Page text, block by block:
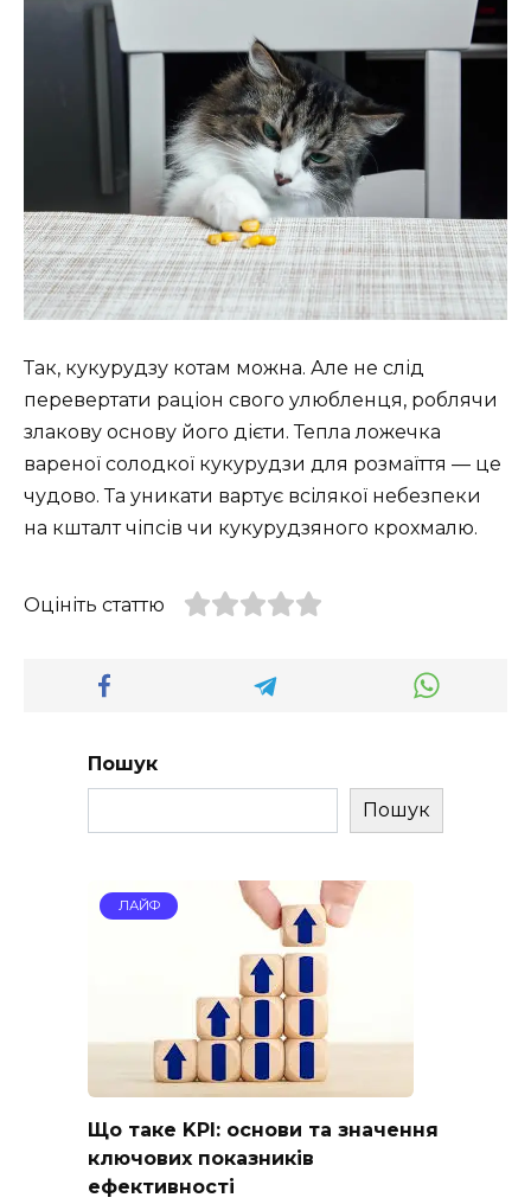
Так, кукурудзу котам можна. Але не слід
перевертати раціон свого улюбленця, роблячи
злакову основу його дієти. Тепла ложечка
вареної солодкої кукурудзи для розмаїття — це
чудово. Та уникати вартує всілякої небезпеки
на кшталт чіпсів чи кукурудзяного крохмалю.
Оцініть статтю
Пошук
Пошук
ЛАЙФ
Що таке KPI: основи та значення
ключових показників
ефективності